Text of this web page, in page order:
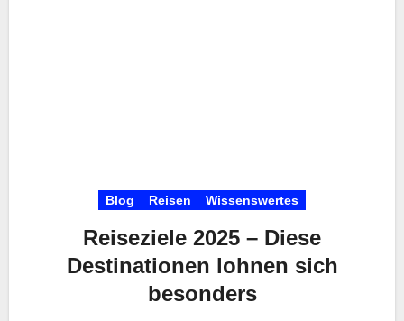
Blog Reisen Wissenswertes
Reiseziele 2025 – Diese
Destinationen lohnen sich
besonders